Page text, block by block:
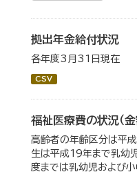
拠出年金給付状況
各年度3月31日現在
CSV
福祉医療費の状況（金
高齢者の年齢区分は平
生は平成19年まで乳幼
度までは乳幼児および